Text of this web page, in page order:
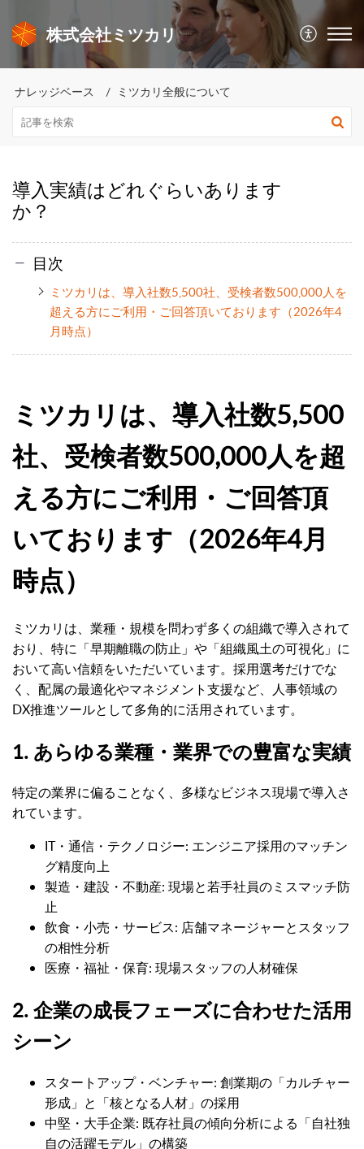
株式会社ミツカリ
ナレッジベース ミツカリ全般について
導入実績はどれぐらいあります
か？
目次
ミツカリは、導入社数5,500社、受検者数500,000人を
超える方にご利用・ご回答頂いております（2026年4
月時点）
ミツカリは、導入社数5,500
社、受検者数500,000人を超
える方にご利用・ご回答頂
いております（2026年4月
時点）
ミツカリは、業種・規模を問わず多くの組織で導入されて
おり、特に「早期離職の防止」や「組織風土の可視化」に
おいて高い信頼をいただいています。採用選考だけでな
く、配属の最適化やマネジメント支援など、人事領域の
DX推進ツールとして多角的に活用されています。
1. あらゆる業種・業界での豊富な実績
特定の業界に偏ることなく、多様なビジネス現場で導入さ
れています。
IT・通信・テクノロジー: エンジニア採用のマッチン
グ精度向上
製造・建設・不動産: 現場と若手社員のミスマッチ防
止
飲食・小売・サービス: 店舗マネージャーとスタッフ
の相性分析
医療・福祉・保育: 現場スタッフの人材確保
2. 企業の成長フェーズに合わせた活用
シーン
スタートアップ・ベンチャー: 創業期の「カルチャー
形成」と「核となる人材」の採用
中堅・大手企業: 既存社員の傾向分析による「自社独
自の活躍モデル」の構築